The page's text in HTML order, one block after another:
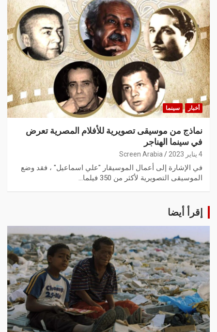
أخبار سينما
نماذج من موسيقى تصويرية للأفلام المصرية تعرض
في سينما الهناجر
4 يناير 2023 Screen Arabia
في الإشارة إلى أعمال الموسيقار "علي اسماعيل" ، فقد وضع
الموسيقى التصويرية لأكثر من 350 فيلما…
إقرأ أيضا